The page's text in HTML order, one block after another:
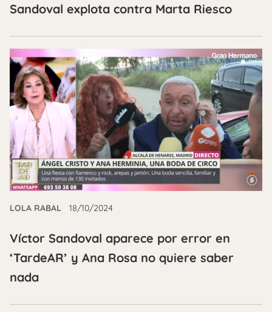
Sandoval explota contra Marta Riesco
LOLA RABAL 18/10/2024
Víctor Sandoval aparece por error en
‘TardeAR’ y Ana Rosa no quiere saber
nada